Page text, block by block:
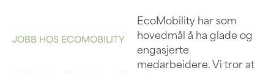
JOBB HOS ECOMOBILITY
EcoMobility har som
hovedmål å ha glade og
engasjerte
medarbeidere. Vi tror at